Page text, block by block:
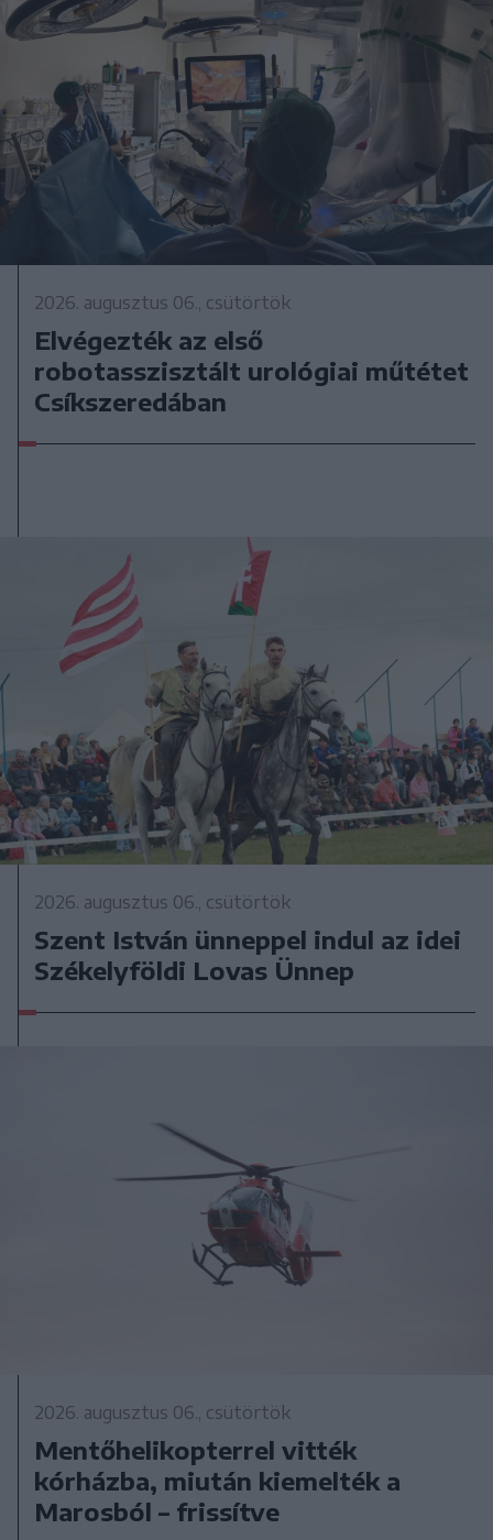
2026. augusztus 06., csütörtök
Elvégezték az első
robotasszisztált urológiai műtétet
Csíkszeredában
2026. augusztus 06., csütörtök
Szent István ünneppel indul az idei
Székelyföldi Lovas Ünnep
2026. augusztus 06., csütörtök
Mentőhelikopterrel vitték
kórházba, miután kiemelték a
Marosból – frissítve